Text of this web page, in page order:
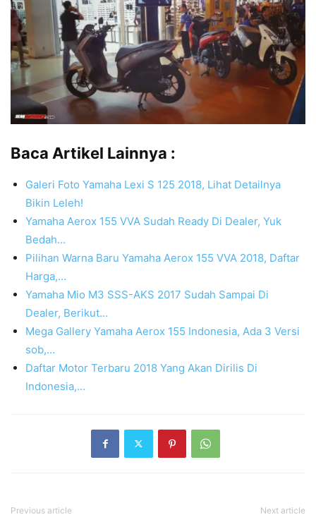
Baca Artikel Lainnya :
Galeri Foto Yamaha Lexi S 125 2018, Lihat Detailnya
Bikin Leleh!
Yamaha Aerox 155 VVA Sudah Ready Di Dealer, Yuk
Bedah…
Pilihan Warna Baru Yamaha Aerox 155 VVA 2018, Daftar
Harga,…
Yamaha Mio M3 SSS-AKS 2017 Sudah Sampai Di
Dealer, Berikut…
Mega Gallery Yamaha Aerox 155 Indonesia, Ada 3 Versi
sob,…
Daftar Motor Terbaru 2018 Yang Akan Dirilis Di
Indonesia,…
Previous article Next article